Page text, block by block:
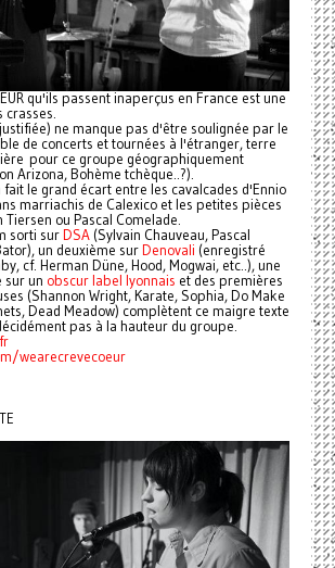
qu'ils passent inaperçus en France est une
crasses.
ne manque pas d'être soulignée par le
de concerts et tournées à l'étranger, terre
pour ce groupe géographiquement
Arizona, Bohème tchèque..?).
le grand écart entre les cavalcades d'Ennio
marriachis de Calexico et les petites pièces
ou Pascal Comelade.
sorti surDSA(Sylvain Chauveau, Pascal
un deuxième surDenovali (enregistré
cf. Herman Düne, Hood, Mogwai, etc..), une
sur un obscur label lyonnais et des premières
(Shannon Wright, Karate, Sophia, Do Make
Dead Meadow) complètent ce maigre texte
pas à la hauteur du groupe.
wearecrevecoeur